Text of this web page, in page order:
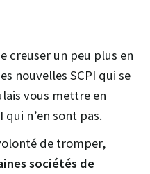
creuser un peu plus en
nouvelles SCPI qui se
vous mettre en
qui n’en sont pas.
de tromper,
sociétés de